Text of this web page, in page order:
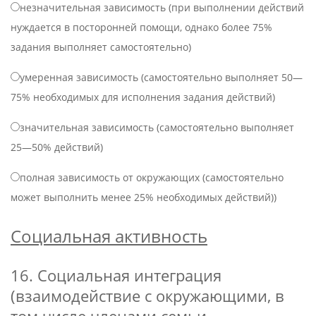
незначительная зависимость (при выполнении действий
нуждается в посторонней помощи, однако более 75%
задания выполняет самостоятельно)
умеренная зависимость (самостоятельно выполняет 50—
75% необходимых для исполнения задания действий)
значительная зависимость (самостоятельно выполняет
25—50% действий)
полная зависимость от окружающих (самостоятельно
может выполнить менее 25% необходимых действий))
Социальная активность
16. Социальная интеграция
(взаимодействие с окружающими, в